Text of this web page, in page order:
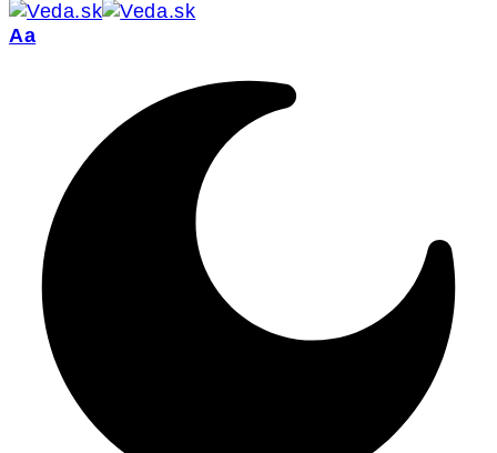
Veľkosť
Aa